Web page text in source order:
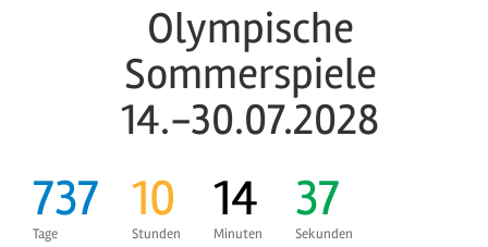
Olympische
Sommerspiele
14.-30.07.2028
737
Tage
10
Stunden
14
Minuten
36
Sekunden